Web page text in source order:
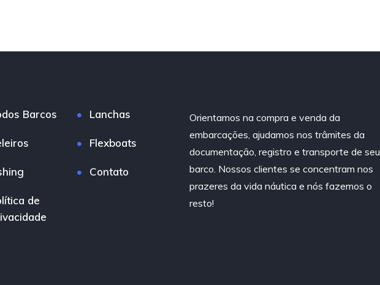
Barcos Lanchas
Flexboats
Contato
de
Orientamos na compra e venda da
embarcações, ajudamos nos trâmites da
documentação, registro e transporte de seu
barco. Nossos clientes se concentram nos
prazeres da vida náutica e nós fazemos o
resto!